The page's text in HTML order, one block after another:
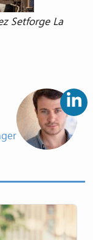
Setforge La